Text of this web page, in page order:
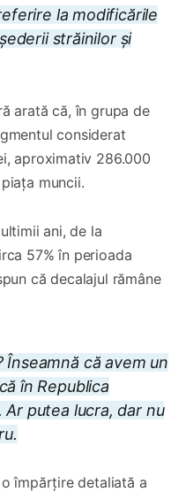
la modificările
străinilor și
arată că, în grupa de
considerat
aproximativ 286.000
muncii.
ani, de la
57% în perioada
că decalajul rămâne
Înseamnă că avem un
în Republica
putea lucra, dar nu
împărțire detaliată a